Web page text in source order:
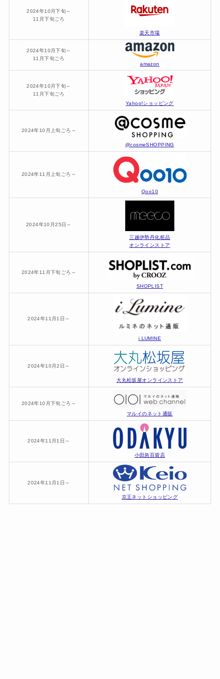
2024年10月下旬～
11月下旬ごろ
楽天市場
2024年10月下旬～
11月下旬ごろ
amazon
2024年10月下旬～
11月下旬ごろ
Yahoo!ショッピング
2024年10月上旬ごろ～
@cosmeSHOPPING
2024年11月上旬ごろ～
Qoo10
2024年10月25日～
三越伊勢丹化粧品
オンラインストア
2024年11月下旬ごろ～
SHOPLIST
2024年11月1日～
i LUMINE
2024年10月2日～
大丸松坂屋オンラインストア
2024年10月下旬ごろ～
マルイのネット通販
2024年11月1日～
小田急百貨店
2024年11月1日～
京王ネットショッピング